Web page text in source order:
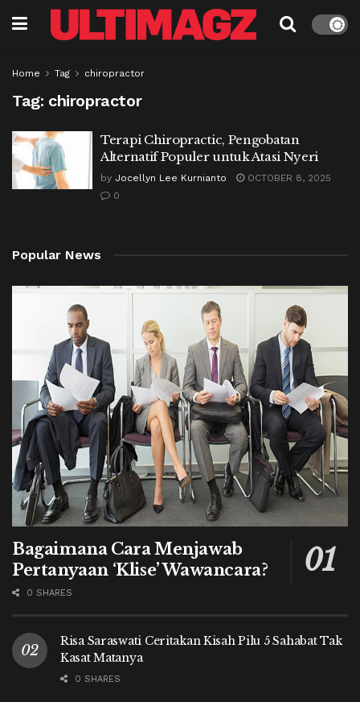
Home Tag chiropractor
Tag: chiropractor
Terapi Chiropractic, Pengobatan
Alternatif Populer untuk Atasi Nyeri
by Jocellyn Lee Kurnianto
OCTOBER 8, 2025
0
Popular News
Bagaimana Cara Menjawab
Pertanyaan ‘Klise’ Wawancara?
0 SHARES
Risa Saraswati Ceritakan Kisah Pilu 5 Sahabat Tak
Kasat Matanya
0 SHARES